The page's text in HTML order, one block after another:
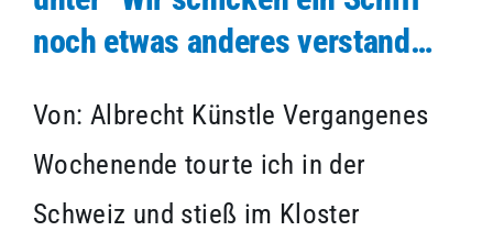
noch etwas anderes verstand…
Von: Albrecht Künstle Vergangenes
Wochenende tourte ich in der
Schweiz und stieß im Kloster